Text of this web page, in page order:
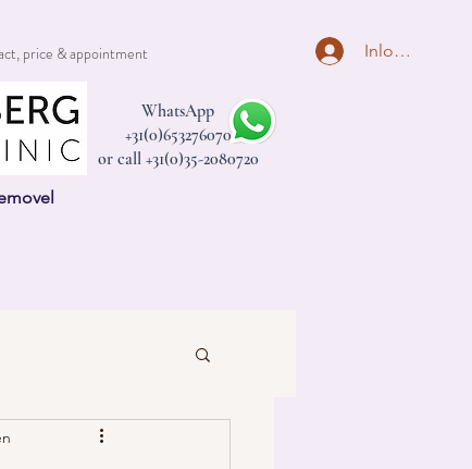
price & appointment Inloggen
WhatsApp
+31(0)653276070
or call +31(0)35-2080720